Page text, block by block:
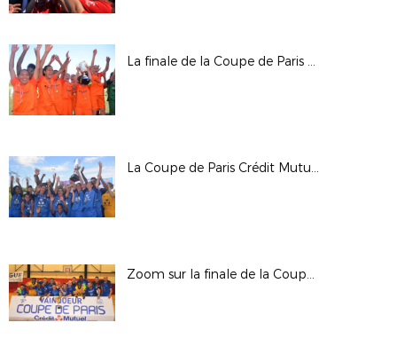
La finale de la Coupe de Paris Crédit Mutuel IDF U16 Féminines
La Coupe de Paris Crédit Mutuel IDF Féminines seniors
Zoom sur la finale de la Coupe de Paris Crédit Mutuel IDF Futsal